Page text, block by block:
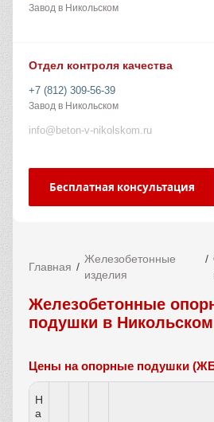
Завод в Никольском
Отдел контроля качества
+7 (812) 309-56-39
Завод в Никольском
info@beton-v-nikolskom.ru
Бесплатная консультация
Главная
Железобетонные
изделия
Железобетонные
подушки в Никольском
Цены на опорные подушки
Н
а